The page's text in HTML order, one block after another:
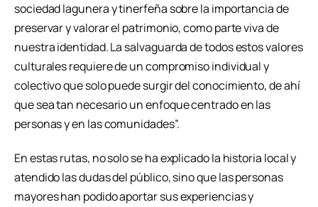
sociedad lagunera y tinerfeña sobre la importancia de
preservar y valorar el patrimonio, como parte viva de
nuestra identidad. La salvaguarda de todos estos valores
culturales requiere de un compromiso individual y
colectivo que solo puede surgir del conocimiento, de ahí
que sea tan necesario un enfoque centrado en las
personas y en las comunidades”.
En estas rutas, no solo se ha explicado la historia local y
atendido las dudas del público, sino que las personas
mayores han podido aportar sus experiencias y